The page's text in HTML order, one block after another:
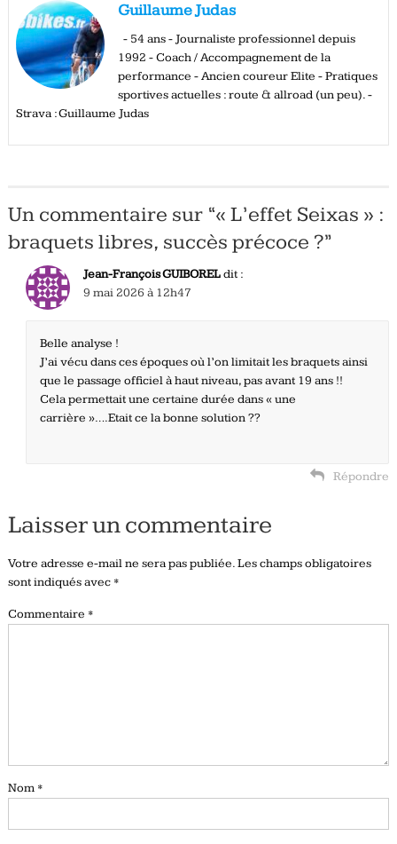
Guillaume Judas
- 54 ans - Journaliste professionnel depuis
1992 - Coach / Accompagnement de la
performance - Ancien coureur Elite - Pratiques
sportives actuelles : route & allroad (un peu). -
Strava : Guillaume Judas
Un commentaire sur “« L’effet Seixas » :
braquets libres, succès précoce ?”
Jean-François GUIBORELdit :
9 mai 2026 à 12h47
Belle analyse !
J’ai vécu dans ces époques où l’on limitait les braquets ainsi
que le passage officiel à haut niveau, pas avant 19 ans !!
Cela permettait une certaine durée dans « une
carrière »….Etait ce la bonne solution ??
Répondre
Laisser un commentaire
Votre adresse e-mail ne sera pas publiée.Les champs obligatoires
sont indiqués avec *
Commentaire *
Nom *